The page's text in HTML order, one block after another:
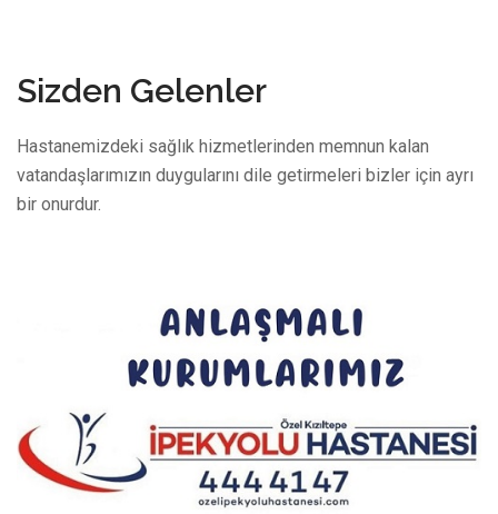
Sizden Gelenler
Hastanemizdeki sağlık hizmetlerinden memnun kalan
vatandaşlarımızın duygularını dile getirmeleri bizler için ayrı
bir onurdur.